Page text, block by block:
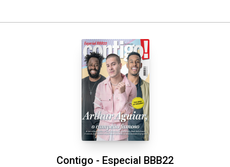
Contigo - Especial BBB22